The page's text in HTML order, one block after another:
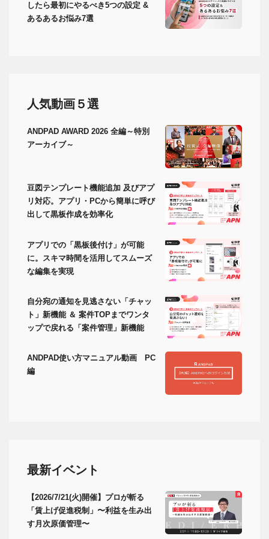
したら最初にやるべき5つの設定 &
あるあるお悩み7選
人気動画５選
ANDPAD AWARD 2026 全編～特別
アーカイブ～
豆図テンプレート機能追加 及びアプ
リ対応。アプリ・PCから簡単に呼び
出して黒板作成を効率化
アプリでの「黒板後付け」が可能
に。スキマ時間を活用してスムーズ
な編集を実現
自分宛の通知を見逃さない「チャッ
ト」新機能 ＆ 案件TOPまでワンタ
ップで戻れる「案件管理」新機能
ANDPAD使い方マニュアル動画 PC
編
最新イベント
【2026/7/21(火)開催】プロが斬る
「賃上げ促進税制」〜利益を生み出
す月次原価管理〜